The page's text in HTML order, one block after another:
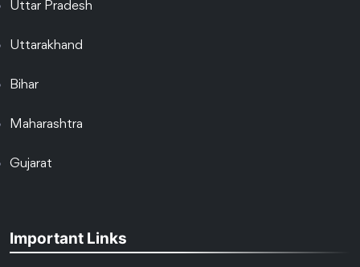
Uttar Pradesh
Uttarakhand
Bihar
Maharashtra
Gujarat
Important Links